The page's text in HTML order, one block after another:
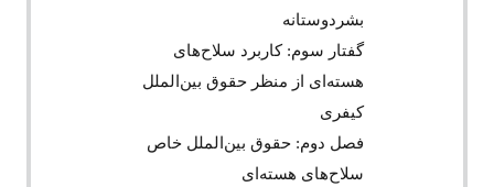
بشردوستانه
گفتار سوم: کاربرد سلاح‌های
هسته‌ای از منظر حقوق بین‌الملل
کیفری
فصل دوم: حقوق بین‌الملل خاص
سلاح‌های هسته‌ای